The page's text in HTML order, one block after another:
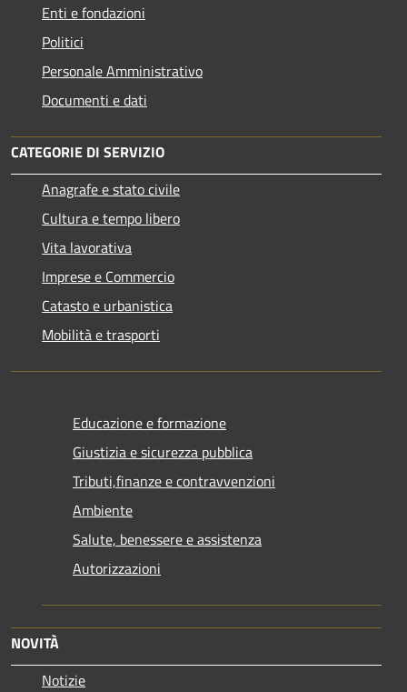
Enti e fondazioni
Politici
Personale Amministrativo
Documenti e dati
CATEGORIE DI SERVIZIO
Anagrafe e stato civile
Cultura e tempo libero
Vita lavorativa
Imprese e Commercio
Catasto e urbanistica
Mobilità e trasporti
Educazione e formazione
Giustizia e sicurezza pubblica
Tributi,finanze e contravvenzioni
Ambiente
Salute, benessere e assistenza
Autorizzazioni
NOVITÀ
Notizie